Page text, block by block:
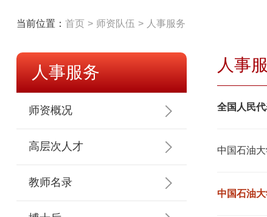
当前位置： 首页 师资队伍 人事服务
人事服务
师资概况
高层次人才
教师名录
人事
全国人民
中国石油
中国石油